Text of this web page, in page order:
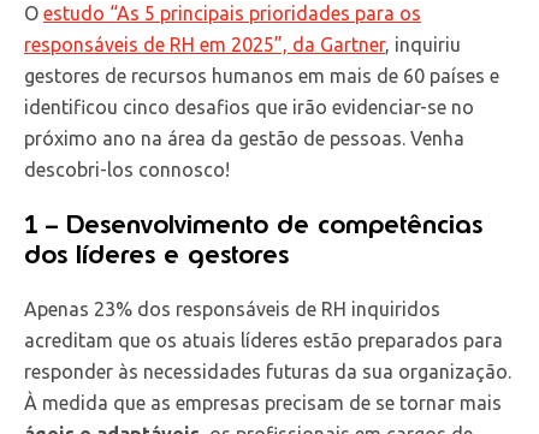
O estudo “As 5 principais prioridades para os
responsáveis de RH em 2025”, da Gartner, inquiriu
gestores de recursos humanos em mais de 60 países e
identificou cinco desafios que irão evidenciar-se no
próximo ano na área da gestão de pessoas. Venha
descobri-los connosco!
1 – Desenvolvimento de competências
dos líderes e gestores
Apenas 23% dos responsáveis de RH inquiridos
acreditam que os atuais líderes estão preparados para
responder às necessidades futuras da sua organização.
À medida que as empresas precisam de se tornar mais